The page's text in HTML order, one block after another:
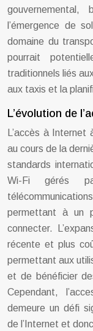
gouvernemental,
l’émergence de
domaine du
pourrait
traditionnels liés
aux taxis et la
L’évolution de
L’accès à
au cours de la
standards
Wi-Fi gérés
permettant à un
connecter.
récente et plus
permettant aux
et de bénéficier
Cependant,
demeure un défi
de l’Internet et